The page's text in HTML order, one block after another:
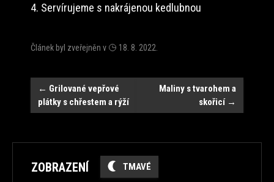
4. Servírujeme s nakrájenou kedlubnou
Článek byl zveřejněn v 18. 8. 2022
Navigace
← Grilované vepřové
plátky s chřestem a rýží
Maliny s tvarohem a
skořicí →
ZOBRAZENÍ TMAVÉ